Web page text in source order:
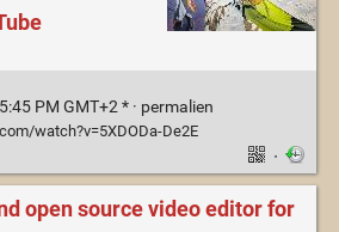
PM GMT+2 * · permalien
watch?v=5XDODa-De2E
·
open source video editor for